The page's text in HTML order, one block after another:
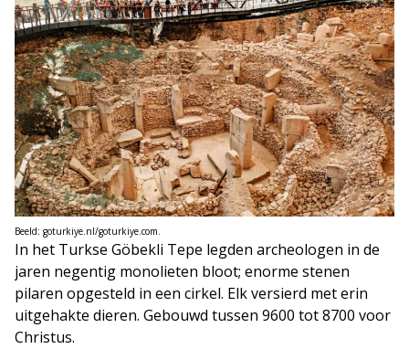
Beeld: goturkiye.nl/goturkiye.com.
In het Turkse Göbekli Tepe legden archeologen in de
jaren negentig monolieten bloot; enorme stenen
pilaren opgesteld in een cirkel. Elk versierd met erin
uitgehakte dieren. Gebouwd tussen 9600 tot 8700 voor
Christus.